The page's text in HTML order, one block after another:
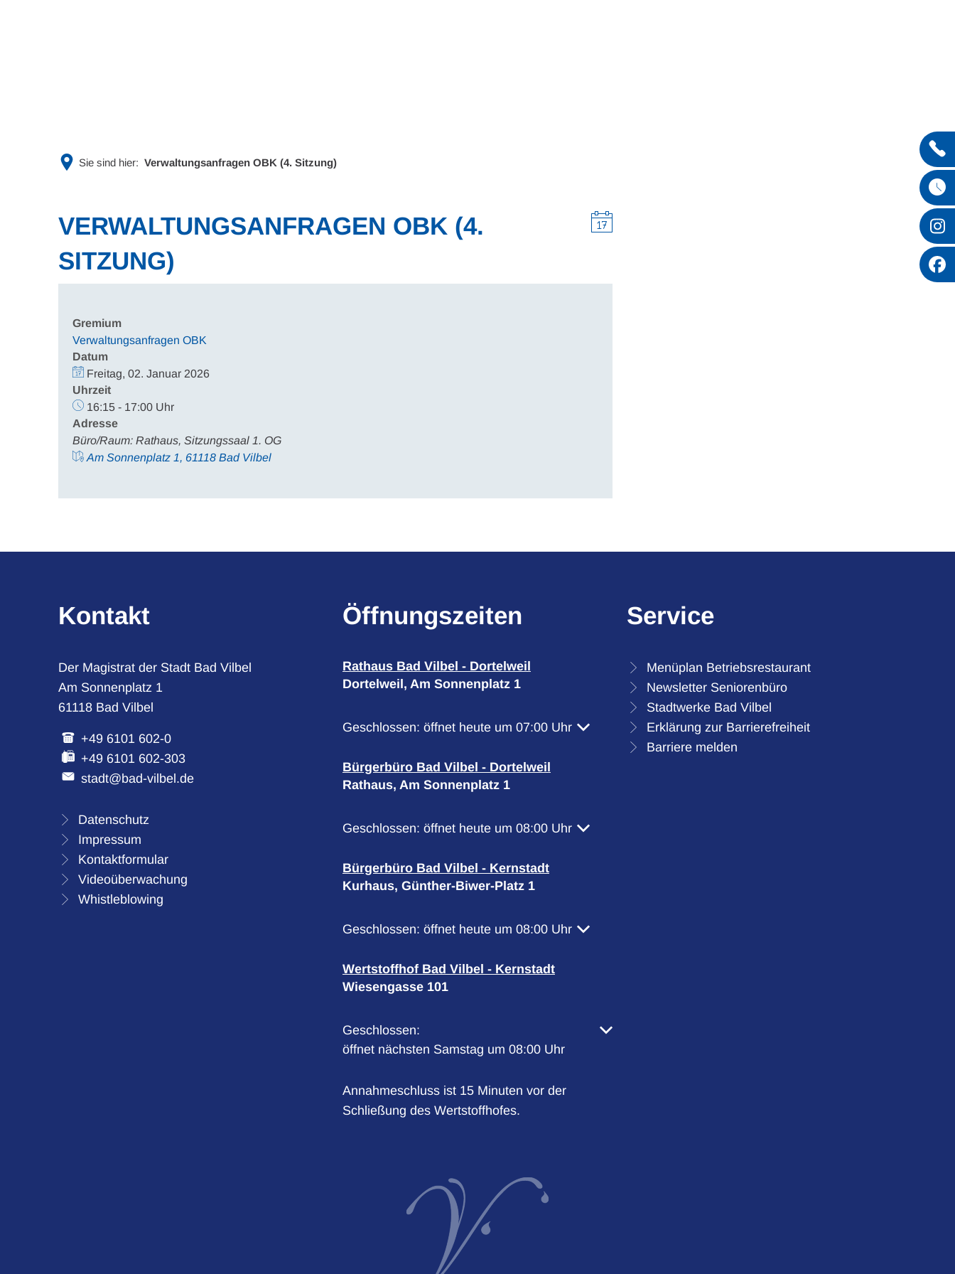
Sie sind hier: Verwaltungsanfragen OBK (4. Sitzung)
VERWALTUNGSANFRAGEN OBK (4.
SITZUNG)
Gremium
Verwaltungsanfragen OBK
Datum
Freitag, 02. Januar 2026
Uhrzeit
16:15 - 17:00 Uhr
Adresse
Büro/Raum: Rathaus, Sitzungssaal 1. OG
Am Sonnenplatz 1, 61118 Bad Vilbel
Kontakt
Der Magistrat der Stadt Bad Vilbel
Am Sonnenplatz 1
61118 Bad Vilbel
+49 6101 602-0
+49 6101 602-303
stadt@bad-vilbel.de
Datenschutz
Impressum
Kontaktformular
Videoüberwachung
Whistleblowing
Öffnungszeiten
Rathaus Bad Vilbel - Dortelweil
Dortelweil, Am Sonnenplatz 1
Klicken, um weitere Öffnungs- oder Schließzeiten auszublenden
Geschlossen: öffnet heute um 07:00 Uhr
Bürgerbüro Bad Vilbel - Dortelweil
Rathaus, Am Sonnenplatz 1
Klicken, um weitere Öffnungs- oder Schließzeiten auszublenden
Geschlossen: öffnet heute um 08:00 Uhr
Bürgerbüro Bad Vilbel - Kernstadt
Kurhaus, Günther-Biwer-Platz 1
Klicken, um weitere Öffnungs- oder Schließzeiten auszublenden
Geschlossen: öffnet heute um 08:00 Uhr
Wertstoffhof Bad Vilbel - Kernstadt
Wiesengasse 101
Klicken, um weitere Öffnungs- oder Schließzeiten auszublenden
Geschlossen:
öffnet nächsten Samstag um 08:00 Uhr
Annahmeschluss ist 15 Minuten vor der
Schließung des Wertstoffhofes.
Service
Menüplan Betriebsrestaurant
Newsletter Seniorenbüro
Stadtwerke Bad Vilbel
Erklärung zur Barrierefreiheit
Barriere melden